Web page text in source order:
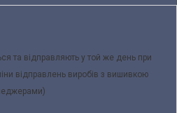
та відправляють у той же день при
відправлень виробів з вишивкою